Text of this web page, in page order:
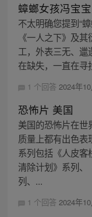
蟑螂女孩冯宝宝
不太明确您提到“
《一人之下》及
工，外表三无、
在缺失，一直在寻
1 个回答 2024年
恐怖片 美国
美国的恐怖片在世
质量上都有出色
系列包括《人皮
清除计划》系列、
列、...
1 个回答 2024年